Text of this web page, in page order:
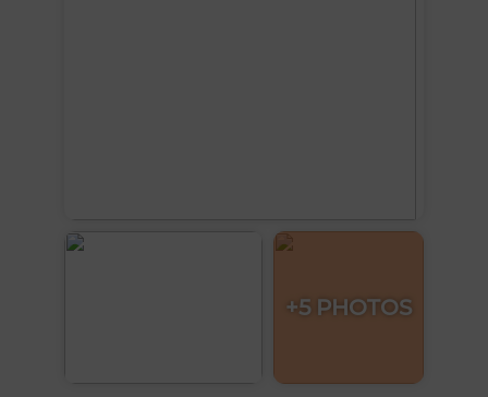
+5 PHOTOS